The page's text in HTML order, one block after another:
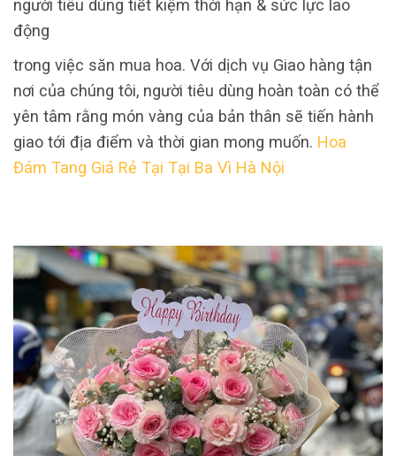
người tiêu dùng tiết kiệm thời hạn & sức lực lao
động
trong việc săn mua hoa. Với dịch vụ Giao hàng tận
nơi của chúng tôi, người tiêu dùng hoàn toàn có thể
yên tâm rằng món vàng của bản thân sẽ tiến hành
giao tới địa điểm và thời gian mong muốn. Hoa
Đám Tang Giá Rẻ Tại Tại Ba Vì Hà Nội